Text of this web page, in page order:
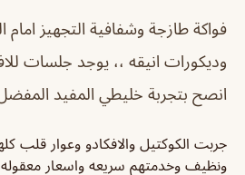
فواكة طازجة وشفافية التجهيز امام
وديكورات انيقه ،، يوجد جلسات
انصح بتجربة خليطي المفيد
جربت الكوكتيل والافكادو وعوار قلب
ونظيف وخدمتهم سريعه واسعار معقوله